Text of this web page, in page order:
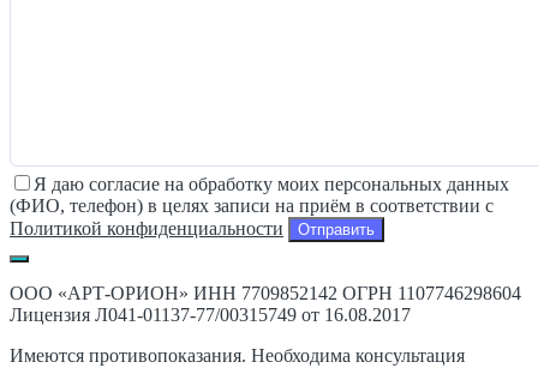
Я даю согласие на обработку моих персональных данных
(ФИО, телефон) в целях записи на приём в соответствии с
Политикой конфиденциальности
ООО «АРТ-ОРИОН» ИНН 7709852142 ОГРН 1107746298604
Лицензия Л041-01137-77/00315749 от 16.08.2017
Имеются противопоказания. Необходима консультация